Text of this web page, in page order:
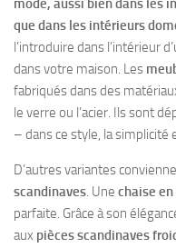
mode, aussi bien dans les
que dans les intérieurs
l’introduire dans l’intérieur
dans votre maison. Les
fabriqués dans des
le verre ou l’acier. Ils sont
– dans ce style, la
D’autres variantes
scandinaves. Une chaise
parfaite. Grâce à son
aux pièces scandinaves